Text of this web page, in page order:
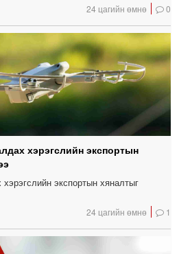
24 цагийн өмнө 0
хэрэгслийн экспортын
экспортын хяналтыг
24 цагийн өмнө 1